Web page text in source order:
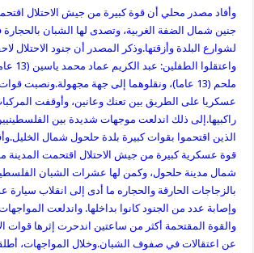
وأفاد مصدر محلي أن قوة كبيرة من جيش الاحتلال
جنين شمال الضفة الغربية، وتصدى لها الشبان
لشوارع البلدة وأزقتها.وذكر المصدر أن جنود الاحتلال
ملحم (13 عاما)، ونقلوهما إلى جهة مجهولة
.ونصبت قوات
عسكريا على الطريق بين تعنك وعانين، وأوقفت
راكبيها. إلى ذلك اندلعت موجهات شديدة بين
الذين اقتحموا بقوات كبيرة بلدة حلحول شمال الخليل.
قوة عسكرية كبيرة من جيش الاحتلال اقتحمت المدينة
شمال مدينة حلحول، وكمن لها عشرات الشبان
بالزجاجات الحارقة والحجاره ما أدى إلى انقلاب سيارة
وإصابة عدد من الجنود كانوا بداخلها. واندلعت
والقوة المقتحمة أكثر من ساعتين اندحرت إثرها قوات
عن اعتقالات في صفوف الشبان.وخلال المواجهات،